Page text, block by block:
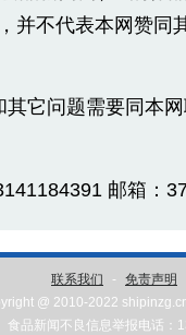
并不代表本网赞同
它问题需要同本
邮箱：
联系我们 - 免责声明
@ 2010-2022
食品新闻不良信息举报电话：